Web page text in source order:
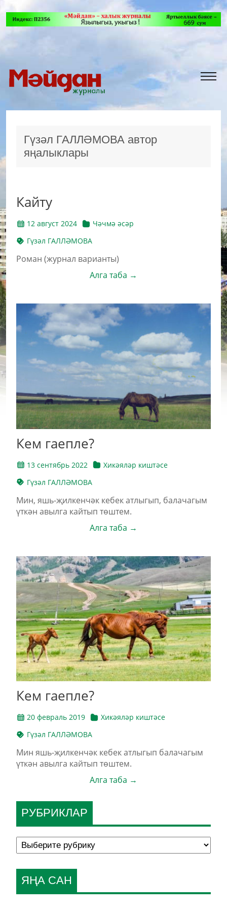
Гү­зәл ГАЛЛӘМОВА автор
яңалыклары
Кайту
12 август 2024
Чәчмә әсәр
Гү­зәл ГАЛЛӘМОВА
Роман (журнал варианты)
Алга таба →
Кем га­еп­ле?
13 сентябрь 2022
Хикәяләр киштәсе
Гү­зәл ГАЛЛӘМОВА
Мин, яшь-җил­кен­чәк ке­бек ат­лы­гып, ба­ла­ча­гым
үт­кән авыл­га кай­тып төш­тем.
Алга таба →
Кем гаепле?
20 февраль 2019
Хикәяләр киштәсе
Гү­зәл ГАЛЛӘМОВА
Мин яшь-җил­кен­чәк ке­бек ат­лы­гып ба­ла­ча­гым
үт­кән авыл­га кай­тып төш­тем.
Алга таба →
РУБРИКЛАР
ЯҢА САН